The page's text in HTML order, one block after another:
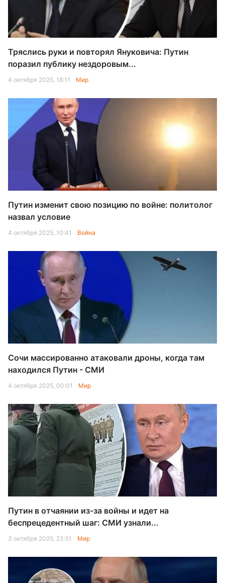
Тряслись руки и повторял Януковича: Путин
поразил публику нездоровым...
4 октября 2025, 18:11 Мир
Путин изменит свою позицию по войне: политолог
назвал условие
4 октября 2025, 10:41 Война
Сочи массированно атаковали дроны, когда там
находился Путин - СМИ
4 октября 2025, 00:01 Мир
Путин в отчаянии из-за войны и идет на
беспрецедентный шаг: СМИ узнали...
3 октября 2025, 23:51 Мир